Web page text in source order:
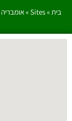
בית»
Sites
»אומבריה